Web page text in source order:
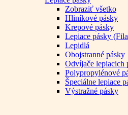
Zobraziť všetko
Hliníkové pásky
Krepové pásky
Lepiace pásky
Lepidlá
Obojstranné pásky
Odvíjače lepiacich
Polypropylénové
Špeciálne lepiace
Výstražné pásky